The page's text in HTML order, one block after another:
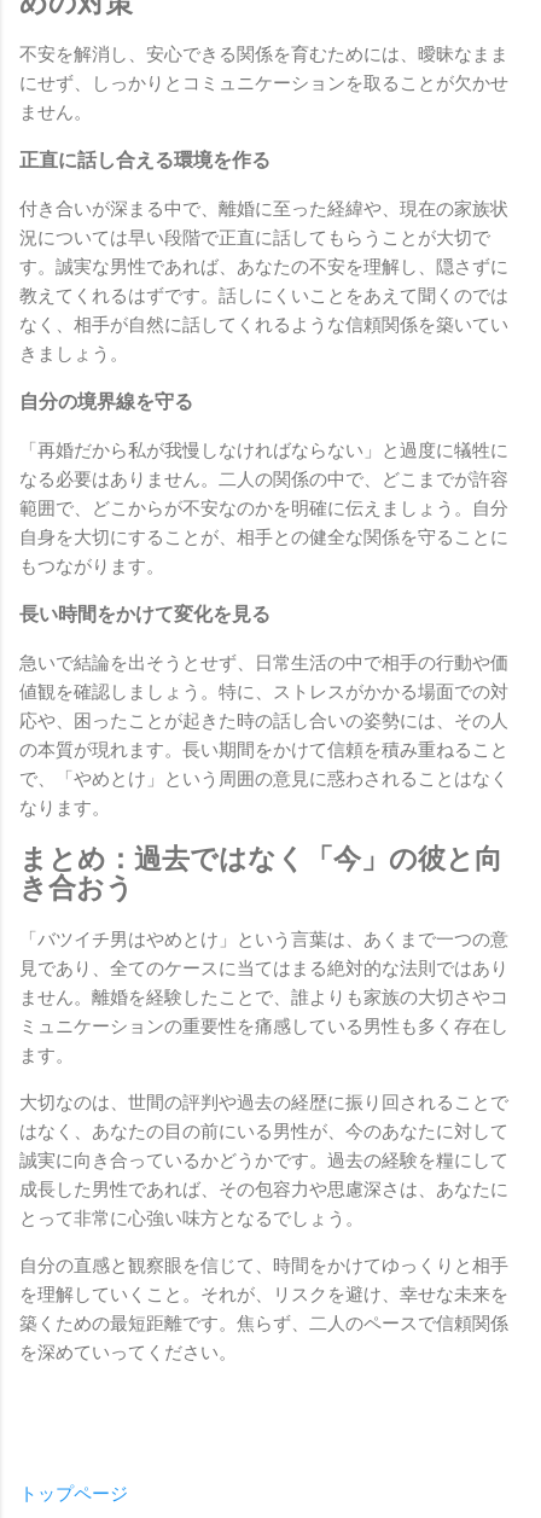
不安を解消し、安心できる関係を育むためには、曖昧なまま
にせず、しっかりとコミュニケーションを取ることが欠かせ
ません。
正直に話し合える環境を作る
付き合いが深まる中で、離婚に至った経緯や、現在の家族状
況については早い段階で正直に話してもらうことが大切で
す。誠実な男性であれば、あなたの不安を理解し、隠さずに
教えてくれるはずです。話しにくいことをあえて聞くのでは
なく、相手が自然に話してくれるような信頼関係を築いてい
きましょう。
自分の境界線を守る
「再婚だから私が我慢しなければならない」と過度に犠牲に
なる必要はありません。二人の関係の中で、どこまでが許容
範囲で、どこからが不安なのかを明確に伝えましょう。自分
自身を大切にすることが、相手との健全な関係を守ることに
もつながります。
長い時間をかけて変化を見る
急いで結論を出そうとせず、日常生活の中で相手の行動や価
値観を確認しましょう。特に、ストレスがかかる場面での対
応や、困ったことが起きた時の話し合いの姿勢には、その人
の本質が現れます。長い期間をかけて信頼を積み重ねること
で、「やめとけ」という周囲の意見に惑わされることはなく
なります。
まとめ：過去ではなく「今」の彼と向
き合おう
「バツイチ男はやめとけ」という言葉は、あくまで一つの意
見であり、全てのケースに当てはまる絶対的な法則ではあり
ません。離婚を経験したことで、誰よりも家族の大切さやコ
ミュニケーションの重要性を痛感している男性も多く存在し
ます。
大切なのは、世間の評判や過去の経歴に振り回されることで
はなく、あなたの目の前にいる男性が、今のあなたに対して
誠実に向き合っているかどうかです。過去の経験を糧にして
成長した男性であれば、その包容力や思慮深さは、あなたに
とって非常に心強い味方となるでしょう。
自分の直感と観察眼を信じて、時間をかけてゆっくりと相手
を理解していくこと。それが、リスクを避け、幸せな未来を
築くための最短距離です。焦らず、二人のペースで信頼関係
を深めていってください。
トップページ